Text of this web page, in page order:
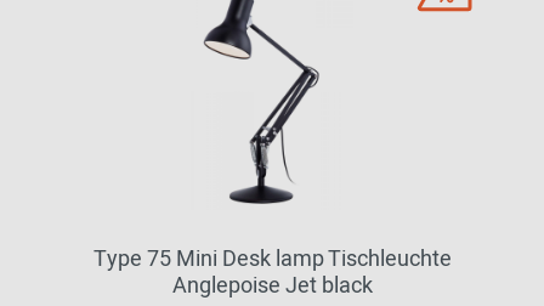
Type 75 Mini Desk lamp Tischleuchte
Anglepoise Jet black